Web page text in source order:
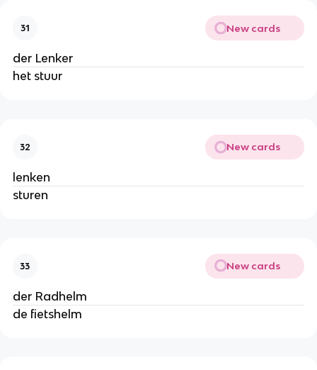
31 New cards
der Lenker
het stuur
32 New cards
lenken
sturen
33 New cards
der Radhelm
de fietshelm